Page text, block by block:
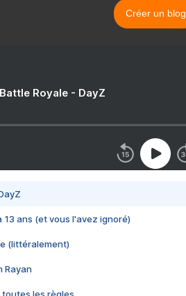
Créer un blog
Royale - DayZ
13 ans (et vous l'avez ignoré)
(littéralement)
Rayan